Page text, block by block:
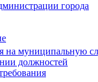
города
на муниципальную
должностей